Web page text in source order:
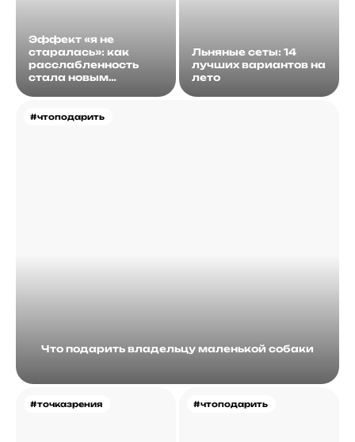
Эффект «я не
старалась»: как
расслабленность
стала новым
#чтоподарить
Что подарить владельцу маленькой собаки
Льняные сеты: 14
лучших вариантов на
лето
#точказрения #чтоподарить